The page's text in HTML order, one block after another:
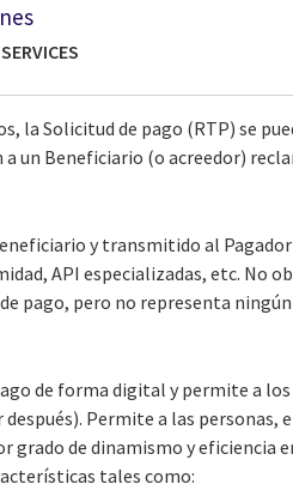
la Solicitud de pago (RTP) se
un Beneficiario (o acreedor)
y transmitido al
API especializadas, etc. No
pago, pero no representa
de forma digital y permite a
Permite a las
grado de dinamismo y eficiencia
tales como: